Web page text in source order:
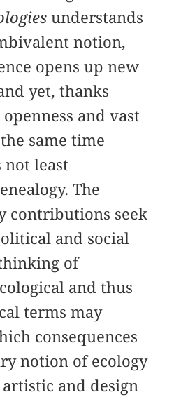
understands
notion,
opens up new
yet, thanks
and vast
same time
not least
The
contributions seek
and social
of
and thus
terms may
consequences
notion of ecology
and design